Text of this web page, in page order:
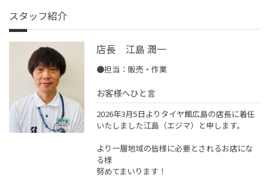
スタッフ紹介
店長 江島 潤一
●担当：販売・作業
お客様へひと言
2026年3月5日よりタイヤ館広島の店長に着任
いたしました江島（エジマ）と申します。
より一層地域の皆様に必要とされるお店にな
る様
努めてまいります！